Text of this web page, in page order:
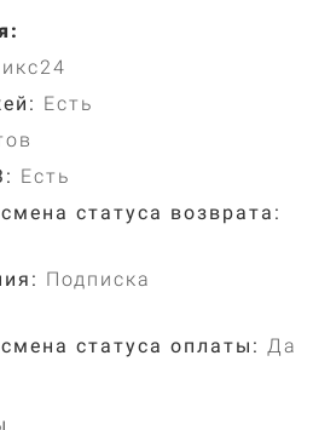
Есть
Есть
статуса возврата:
Подписка
статуса оплаты: Да